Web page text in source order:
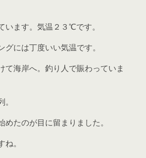
います。気温２３℃です。
には丁度いい気温です。
て海岸へ。釣り人で賑わっていま
めたのが目に留まりました。
。